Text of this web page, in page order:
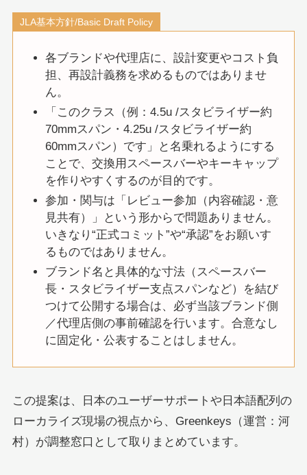
JLA基本方針/Basic Draft Policy
各ブランドや代理店に、設計変更やコスト負
担、再設計義務を求めるものではありませ
ん。
「このクラス（例：4.5u /スタビライザー約
70mmスパン・4.25u /スタビライザー約
60mmスパン）です」と名乗れるようにする
ことで、交換用スペースバーやキーキャップ
を作りやすくするのが目的です。
参加・関与は「レビュー参加（内容確認・意
見共有）」という形からで問題ありません。
いきなり“正式コミット”や“承認”をお願いす
るものではありません。
ブランド名と具体的な寸法（スペースバー
長・スタビライザー支点スパンなど）を結び
つけて公開する場合は、必ず当該ブランド側
／代理店側の事前確認を行います。合意なし
に固定化・公表することはしません。
この提案は、日本のユーザーサポートや日本語配列の
ローカライズ現場の視点から、Greenkeys（運営：河
村）が調整窓口として取りまとめています。